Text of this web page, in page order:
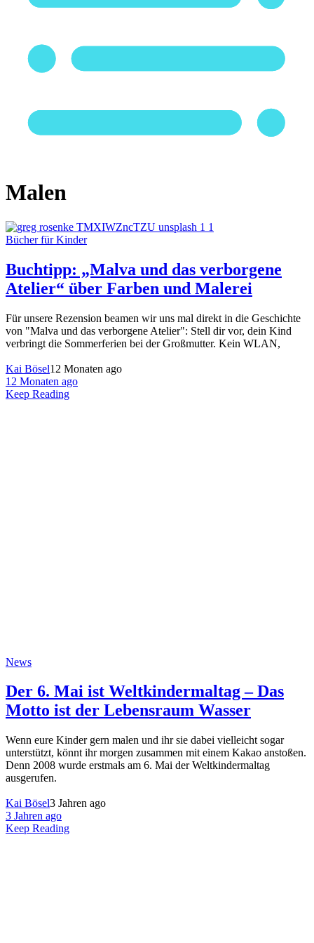
Malen
Bücher für Kinder
Buchtipp: „Malva und das verborgene
Atelier“ über Farben und Malerei
Für unsere Rezension beamen wir uns mal direkt in die Geschichte
von "Malva und das verborgene Atelier": Stell dir vor, dein Kind
verbringt die Sommerferien bei der Großmutter. Kein WLAN,
Kai Bösel12 Monaten ago
12 Monaten ago
Keep Reading
News
Der 6. Mai ist Weltkindermaltag – Das
Motto ist der Lebensraum Wasser
Wenn eure Kinder gern malen und ihr sie dabei vielleicht sogar
unterstützt, könnt ihr morgen zusammen mit einem Kakao anstoßen.
Denn 2008 wurde erstmals am 6. Mai der Weltkindermaltag
ausgerufen.
Kai Bösel3 Jahren ago
3 Jahren ago
Keep Reading